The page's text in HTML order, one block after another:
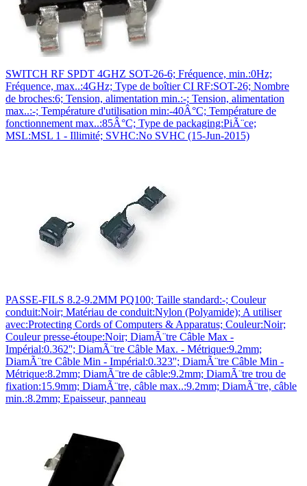
SWITCH RF SPDT 4GHZ SOT-26-6; Fréquence, min.:0Hz;
Fréquence, max..:4GHz; Type de boîtier CI RF:SOT-26; Nombre
de broches:6; Tension, alimentation min.:-; Tension, alimentation
max..:-; Température d'utilisation min:-40Â°C; Température de
fonctionnement max..:85Â°C; Type de packaging:PiÃ¨ce;
MSL:MSL 1 - Illimité; SVHC:No SVHC (15-Jun-2015)
PASSE-FILS 8.2-9.2MM PQ100; Taille standard:-; Couleur
conduit:Noir; Matériau de conduit:Nylon (Polyamide); A utiliser
avec:Protecting Cords of Computers & Apparatus; Couleur:Noir;
Couleur presse-étoupe:Noir; DiamÃ¨tre Câble Max -
Impérial:0.362''; DiamÃ¨tre Câble Max. - Métrique:9.2mm;
DiamÃ¨tre Câble Min - Impérial:0.323''; DiamÃ¨tre Câble Min -
Métrique:8.2mm; DiamÃ¨tre de câble:9.2mm; DiamÃ¨tre trou de
fixation:15.9mm; DiamÃ¨tre, câble max..:9.2mm; DiamÃ¨tre, câble
min.:8.2mm; Epaisseur, panneau